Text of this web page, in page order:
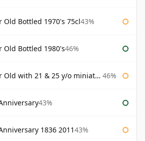
Old Bottled 1970's 75cl43%
Old Bottled 1980's46%
with 21 & 25 y/o miniatures 46%
43%
1836 201143%